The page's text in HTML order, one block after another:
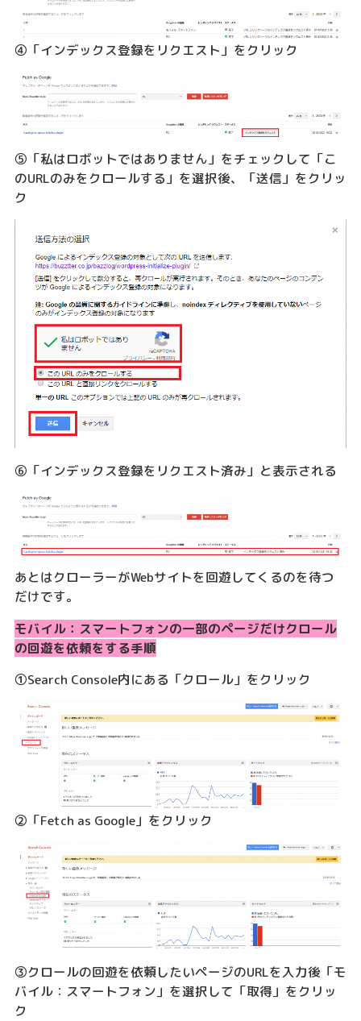
④「インデックス登録をリクエスト」をクリック
⑤「私はロボットではありません」をチェックして「こ
のURLのみをクロールする」を選択後、「送信」をクリッ
ク
⑥「インデックス登録をリクエスト済み」と表示される
あとはクローラーがWebサイトを回遊してくるのを待つ
だけです。
モバイル：スマートフォンの一部のページだけクロール
の回遊を依頼をする手順
①Search Console内にある「クロール」をクリック
②「Fetch as Google」をクリック
③クロールの回遊を依頼したいページのURLを入力後「モ
バイル：スマートフォン」を選択して「取得」をクリッ
ク